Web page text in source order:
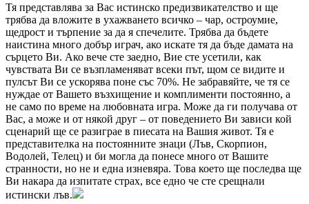
Тя представлява за Вас истинско предизвикателство и ще
трябва да вложите в ухажването всичко – чар, остроумие,
щедрост и търпение за да я спечелите. Трябва да бъдете
наистина много добър играч, ако искате тя да бъде дамата на
сърцето Ви. Ако вече сте заедно, Вие сте усетили, как
чувствата Ви се възпламеняват всеки път, щом се видите и
пулсът Ви се ускорява поне със 70%. Не забравяйте, че тя се
нуждае от Вашето възхище­ние и комплименти постоянно, а
не само по време на любовната игра. Може да ги получава от
Вас, а може и от някой друг – от поведението Ви зависи кой
сценарий ще се разиграе в пиесата на Вашия живот. Тя е
представителка на постоянните знаци (Лъв, Скорпион,
Водолей, Телец) и би могла да понесе много от Вашите
странности, но не и една изневяра. Това което ще последва ще
Ви накара да изпитате страх, все едно че сте срещнали
истински лъв.